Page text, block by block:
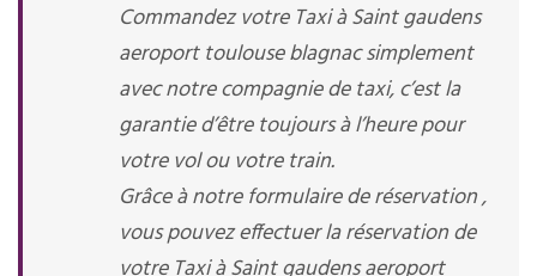
Commandez votre Taxi à Saint gaudens
aeroport toulouse blagnac simplement
avec notre compagnie de taxi, c’est la
garantie d’être toujours à l’heure pour
votre vol ou votre train.
Grâce à notre formulaire de réservation ,
vous pouvez effectuer la réservation de